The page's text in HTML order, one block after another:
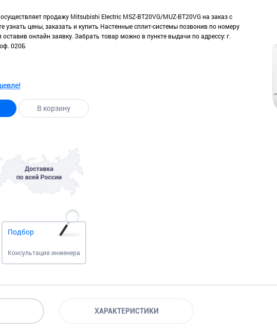
продажу Mitsubishi Electric MSZ-BT20VG/MUZ-BT20VG на заказ с
узнать цены, заказать и купить Настенные сплит-системы позвонив по номеру
онлайн заявку. Забрать товар можно в пункте выдачи по адрессу: г.
020Б
В корзину
Подбор
Консультация инженера
ХАРАКТЕРИСТИКИ